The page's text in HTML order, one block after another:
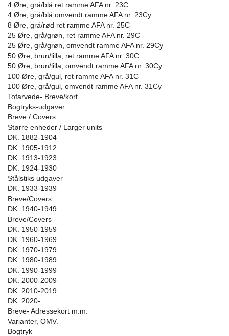
4 Øre, grå/blå ret ramme AFA nr. 23C
4 Øre, grå/blå omvendt ramme AFA nr. 23Cy
8 Øre, grå/rød ret ramme AFA nr. 25C
25 Øre, grå/grøn, ret ramme AFA nr. 29C
25 Øre, grå/grøn, omvendt ramme AFA nr. 29Cy
50 Øre, brun/lilla, ret ramme AFA nr. 30C
50 Øre, brun/lilla, omvendt ramme AFA nr. 30Cy
100 Øre, grå/gul, ret ramme AFA nr. 31C
100 Øre, grå/gul, omvendt ramme AFA nr. 31Cy
Tofarvede- Breve/kort
Bogtryks-udgaver
Breve / Covers
Større enheder / Larger units
DK. 1882-1904
DK. 1905-1912
DK. 1913-1923
DK. 1924-1930
Stålstiks udgaver
DK. 1933-1939
Breve/Covers
DK. 1940-1949
Breve/Covers
DK. 1950-1959
DK. 1960-1969
DK. 1970-1979
DK. 1980-1989
DK. 1990-1999
DK. 2000-2009
DK. 2010-2019
DK. 2020-
Breve- Adressekort m.m.
Varianter, OMV.
Bogtryk